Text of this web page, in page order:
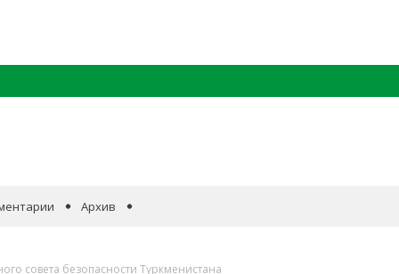
Архив
совета безопасности Туркменистана